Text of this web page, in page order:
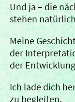
Und ja – die
stehen
Meine
der
der
Ich lade dich
zu begleiten.